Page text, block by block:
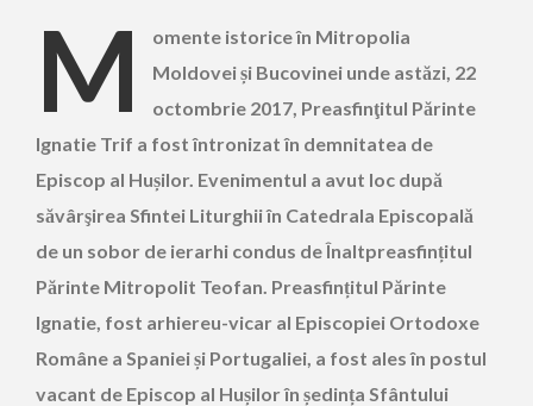
M
omente istorice în Mitropolia
Moldovei și Bucovinei unde astăzi, 22
octombrie 2017, Preasfinţitul Părinte
Ignatie Trif a fost întronizat în demnitatea de
Episcop al Hușilor. Evenimentul a avut loc după
săvârşirea Sfintei Liturghii în Catedrala Episcopală
de un sobor de ierarhi condus de Înaltpreasfințitul
Părinte Mitropolit Teofan. Preasfințitul Părinte
Ignatie, fost arhiereu-vicar al Episcopiei Ortodoxe
Române a Spaniei și Portugaliei, a fost ales în postul
vacant de Episcop al Hușilor în ședința Sfântului